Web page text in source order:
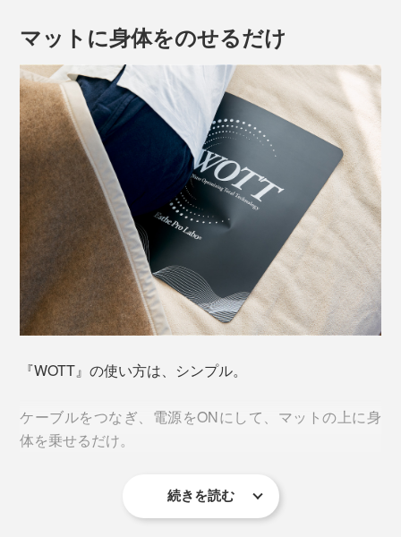
※1 国際特許 第7296682号
※2 国際特許 第7269614号
下の映像は、この電波振動によって水が極小化し、整列
する様子を撮影した、世界初の動画。左側の水滴から、
霧のような水分子が吹き出し、一列につながるのが分か
ります。
音が出ます
2016年10月30日撮影。国立研究開発法人産業技術総合研究所・東海大学、株式会
社エバートロンとの共同研究として、学会発表されたもの
『WOTT』の電源を入れると、マットからこの電波が放
出し、体内の水分に作用。
り離せない関係。
『WOTT』なら、水分を巡りやすい形に整えて、睡眠を
サポート。細胞がリフレッシュし、すっきりとした目覚
めにつながります。
人が多いそうで、その実感はさまざま。
夜中に目が覚める回数が減った
マットに身体をのせるだけ
『WOTT』の使い方は、シンプル。
ケーブルをつなぎ、電源をONにして、マットの上に身
体を乗せるだけ。
続きを読む